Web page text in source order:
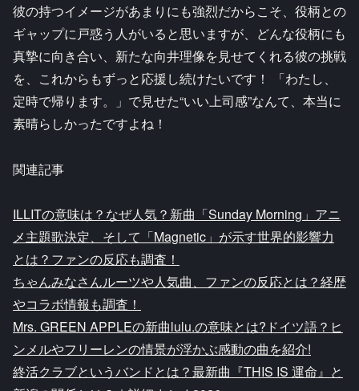
彼の持つイメージがあまりにも強烈だからこそ、役柄との
ギャップに戸惑う人がいると思いますが、どんな役柄にも
真摯に向き合い、新たな向井理像を見せてくれる彼の挑戦
を、これからもずっと応援し続けたいです！ 「わたし、
定時で帰ります。」で見せた“いい上司感”なんて、本当に
素晴らしかったですよね！
関連記事
ILLITの意味は？なぜ人気？新曲「Sunday Morning」アニ
メ主題歌決定、そして「Magnetic」が示す世界的影響力
とは？ファンの反応も調査！
ちゃんみなさんルーツや人気曲、ファンの反応とは？経歴
やコラボ情報も調査！
Mrs. GREEN APPLEの新曲lulu.の意味とは?ドイツ語？ヒ
ンメルやフリーレンの情景が浮かぶ感動の曲を紹介!
終活クラブというバンドとは？最新曲『THIS IS 運命』と